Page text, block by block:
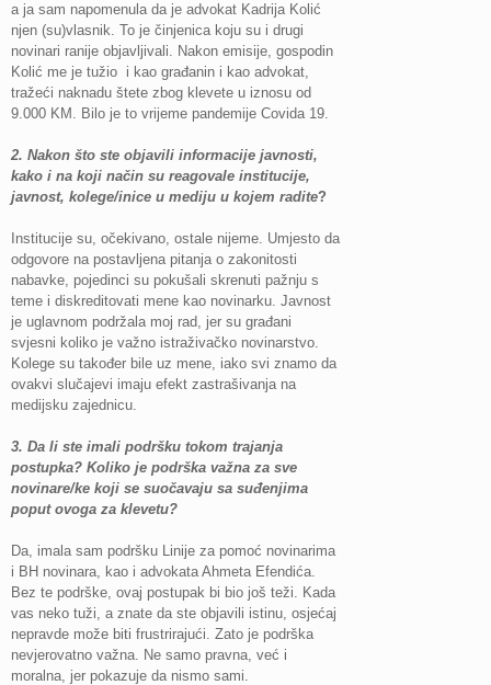
a ja sam napomenula da je advokat Kadrija Kolić
njen (su)vlasnik. To je činjenica koju su i drugi
novinari ranije objavljivali. Nakon emisije, gospodin
Kolić me je tužio i kao građanin i kao advokat,
tražeći naknadu štete zbog klevete u iznosu od
9.000 KM. Bilo je to vrijeme pandemije Covida 19.
2. Nakon što ste objavili informacije javnosti,
kako i na koji način su reagovale institucije,
javnost, kolege/inice u mediju u kojem radite?
Institucije su, očekivano, ostale nijeme. Umjesto da
odgovore na postavljena pitanja o zakonitosti
nabavke, pojedinci su pokušali skrenuti pažnju s
teme i diskreditovati mene kao novinarku. Javnost
je uglavnom podržala moj rad, jer su građani
svjesni koliko je važno istraživačko novinarstvo.
Kolege su također bile uz mene, iako svi znamo da
ovakvi slučajevi imaju efekt zastrašivanja na
medijsku zajednicu.
3. Da li ste imali podršku tokom trajanja
postupka? Koliko je podrška važna za sve
novinare/ke koji se suočavaju sa suđenjima
poput ovoga za klevetu?
Da, imala sam podršku Linije za pomoć novinarima
i BH novinara, kao i advokata Ahmeta Efendića.
Bez te podrške, ovaj postupak bi bio još teži. Kada
vas neko tuži, a znate da ste objavili istinu, osjećaj
nepravde može biti frustrirajući. Zato je podrška
nevjerovatno važna. Ne samo pravna, već i
moralna, jer pokazuje da nismo sami.